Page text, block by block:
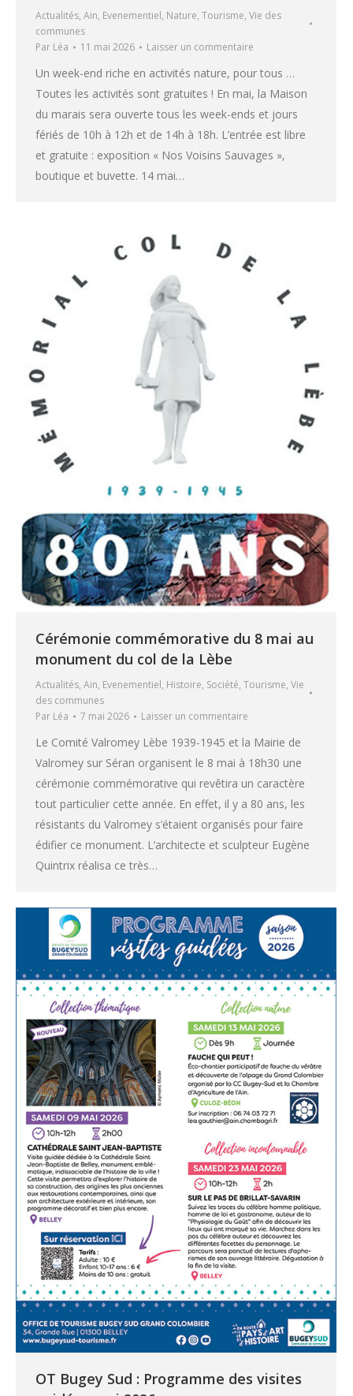
Actualités, Ain, Evenementiel, Nature, Tourisme, Vie des
communes
Par Léa 11 mai 2026 Laisser un commentaire
Un week-end riche en activités nature, pour tous …
Toutes les activités sont gratuites ! En mai, la Maison
du marais sera ouverte tous les week-ends et jours
fériés de 10h à 12h et de 14h à 18h. L’entrée est libre
et gratuite : exposition « Nos Voisins Sauvages »,
boutique et buvette. 14 mai…
Cérémonie commémorative du 8 mai au
monument du col de la Lèbe
Actualités, Ain, Evenementiel, Histoire, Société, Tourisme, Vie
des communes
Par Léa 7 mai 2026 Laisser un commentaire
Le Comité Valromey Lèbe 1939-1945 et la Mairie de
Valromey sur Séran organisent le 8 mai à 18h30 une
cérémonie commémorative qui revêtira un caractère
tout particulier cette année. En effet, il y a 80 ans, les
résistants du Valromey s’étaient organisés pour faire
édifier ce monument. L’architecte et sculpteur Eugène
Quintrix réalisa ce très…
OT Bugey Sud : Programme des visites